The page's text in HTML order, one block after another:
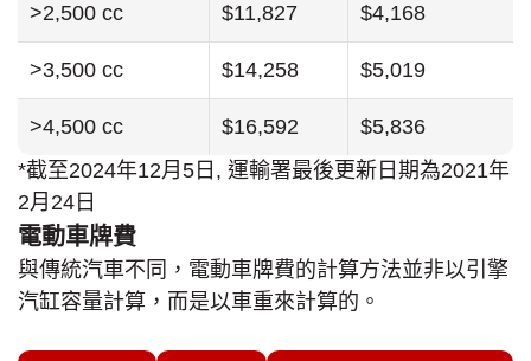
>2,500 cc $11,827 $4,168
>3,500 cc $14,258 $5,019
>4,500 cc $16,592
$5,836
*截至2024年12月5日, 運輸署最後更新日期為2021年
2月24日
電動車牌費
與傳統汽車不同，電動車牌費的計算方法並非以引擎
汽缸容量計算，而是以車重來計算的。